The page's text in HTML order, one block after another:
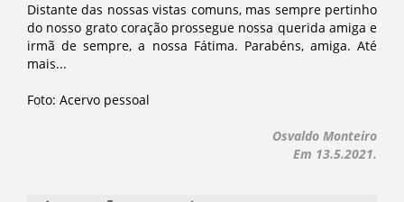
Distante das nossas vistas comuns, mas sempre pertinho
do nosso grato coração prossegue nossa querida amiga e
irmã de sempre, a nossa Fátima. Parabéns, amiga. Até
mais...
Foto: Acervo pessoal
Osvaldo Monteiro
Em 13.5.2021.